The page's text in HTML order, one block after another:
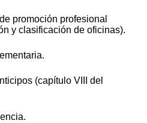
promoción profesional
y clasificación de oficinas).
(capítulo VIII del